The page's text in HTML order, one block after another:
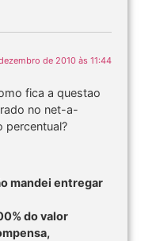
de 2010 às 11:44
fica a questao
no net-a-
percentual?
mandei entregar
do valor